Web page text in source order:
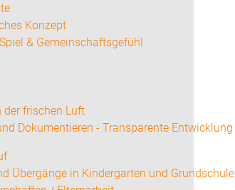
Konzept
& Gemeinschaftsgefühl
der frischen Luft
Dokumentieren - Transparente Entwicklung
Übergänge in Kindergarten und Grundschule